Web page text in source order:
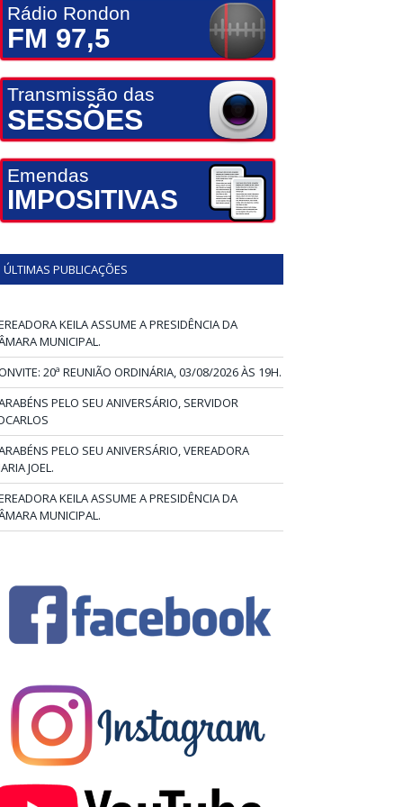
Rádio Rondon
FM 97,5
Transmissão das
SESSÕES
Emendas
IMPOSITIVAS
ÚLTIMAS PUBLICAÇÕES
KEILA ASSUME A PRESIDÊNCIA DA
MUNICIPAL.
20ª REUNIÃO ORDINÁRIA, 03/08/2026 ÀS 19H.
PELO SEU ANIVERSÁRIO, SERVIDOR
PELO SEU ANIVERSÁRIO, VEREADORA
JOEL.
KEILA ASSUME A PRESIDÊNCIA DA
MUNICIPAL.